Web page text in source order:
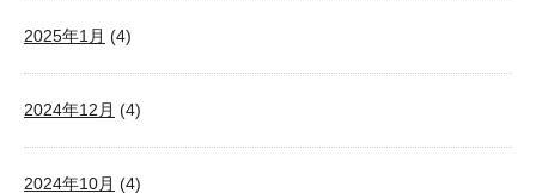
2025年1月 (4)
2024年12月 (4)
2024年10月 (4)